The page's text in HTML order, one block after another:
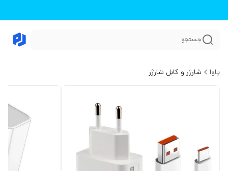
جستجو
پاوا شارژر و کابل شارژر